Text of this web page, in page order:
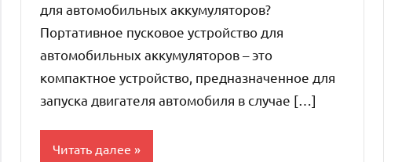
для автомобильных аккумуляторов?
Портативное пусковое устройство для
автомобильных аккумуляторов – это
компактное устройство, предназначенное для
запуска двигателя автомобиля в случае […]
Читать далее